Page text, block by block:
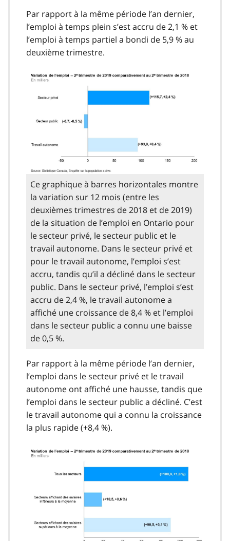
Par rapport à la même période l’an dernier,
l’emploi à temps plein s’est accru de 2,1 % et
l’emploi à temps partiel a bondi de 5,9 % au
deuxième trimestre.
Ce graphique à barres horizontales montre
la variation sur 12 mois (entre les
deuxièmes trimestres de 2018 et de 2019)
de la situation de l’emploi en Ontario pour
le secteur privé, le secteur public et le
travail autonome. Dans le secteur privé et
pour le travail autonome, l’emploi s’est
accru, tandis qu’il a décliné dans le secteur
public. Dans le secteur privé, l’emploi s’est
accru de 2,4 %, le travail autonome a
affiché une croissance de 8,4 % et l’emploi
dans le secteur public a connu une baisse
de 0,5 %.
Par rapport à la même période l’an dernier,
l’emploi dans le secteur privé et le travail
autonome ont affiché une hausse, tandis que
l’emploi dans le secteur public a décliné. C’est
le travail autonome qui a connu la croissance
la plus rapide (+8,4 %).